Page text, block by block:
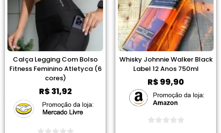
Calça Legging Com Bolso
Fitness Feminino Atletyca (6
cores)
R$31,92
Whisky Johnnie Walker Black
Label 12 Anos 750ml
R$99,90